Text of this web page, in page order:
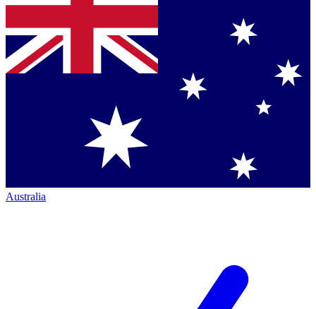
Australia